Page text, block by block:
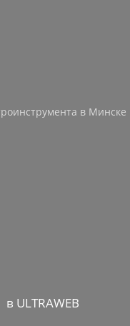
в Минске
в ULTRAWEB